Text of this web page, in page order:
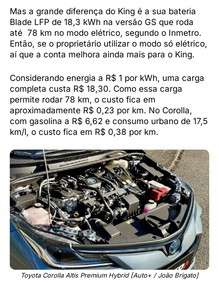
Mas a grande diferença do King é a sua bateria
Blade LFP de 18,3 kWh na versão GS que roda
até 78 km no modo elétrico, segundo o Inmetro.
Então, se o proprietário utilizar o modo só elétrico,
aí que a conta melhora ainda mais para o King.
Considerando energia a R$ 1 por kWh, uma carga
completa custa R$ 18,30. Como essa carga
permite rodar 78 km, o custo fica em
aproximadamente R$ 0,23 por km. No Corolla,
com gasolina a R$ 6,62 e consumo urbano de 17,5
km/l, o custo fica em R$ 0,38 por km.
Toyota Corolla Altis Premium Hybrid [Auto+ / João Brigato]